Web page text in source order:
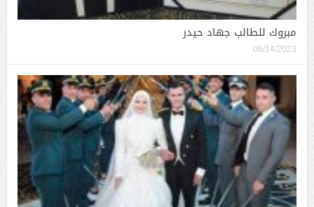
مبروك للطالب جهاد حيدر
06/14/2023